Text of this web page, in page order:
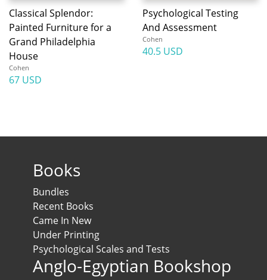
Classical Splendor:
Painted Furniture for a
Grand Philadelphia
House
Cohen
67 USD
Psychological Testing
And Assessment
Cohen
40.5 USD
Books
Bundles
Recent Books
Came In New
Under Printing
Psychological Scales and Tests
Anglo-Egyptian Bookshop